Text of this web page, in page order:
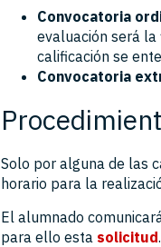
Convocatoria
evaluación será
calificación se
Convocatoria
Solo por alguna de las
horario para la
El alumnado
para ello esta solicitud.